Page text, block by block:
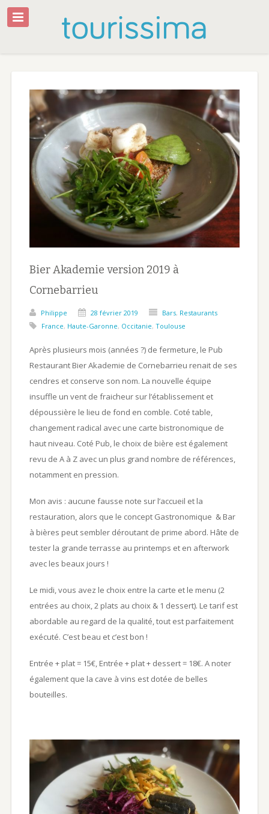
Bier Akademie version 2019 à
Cornebarrieu
Philippe 28 février 2019 Bars, Restaurants
France, Haute-Garonne, Occitanie, Toulouse
Après plusieurs mois (années ?) de fermeture, le Pub
Restaurant Bier Akademie de Cornebarrieu renait de ses
cendres et conserve son nom. La nouvelle équipe
insuffle un vent de fraicheur sur l’établissement et
dépoussière le lieu de fond en comble. Coté table,
changement radical avec une carte bistronomique de
haut niveau. Coté Pub, le choix de bière est également
revu de A à Z avec un plus grand nombre de références,
notamment en pression.
Mon avis : aucune fausse note sur l’accueil et la
restauration, alors que le concept Gastronomique & Bar
à bières peut sembler déroutant de prime abord. Hâte de
tester la grande terrasse au printemps et en afterwork
avec les beaux jours !
Le midi, vous avez le choix entre la carte et le menu (2
entrées au choix, 2 plats au choix & 1 dessert). Le tarif est
abordable au regard de la qualité, tout est parfaitement
exécuté. C’est beau et c’est bon !
Entrée + plat = 15€, Entrée + plat + dessert = 18€. A noter
également que la cave à vins est dotée de belles
bouteilles.